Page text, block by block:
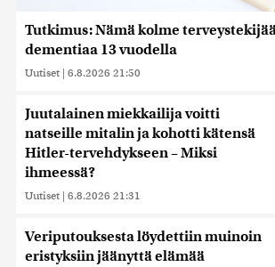
Tutkimus: Nämä kolme
dementiaa 13 vuodella
Uutiset | 6.8.2026 21:50
Juutalainen miekkailija voitti
natseille mitalin ja kohotti kätensä
Hitler-tervehdykseen – Miksi
ihmeessä?
Uutiset | 6.8.2026 21:31
Veriputouksesta löydettiin muinoin
eristyksiin jäänyttä elämää